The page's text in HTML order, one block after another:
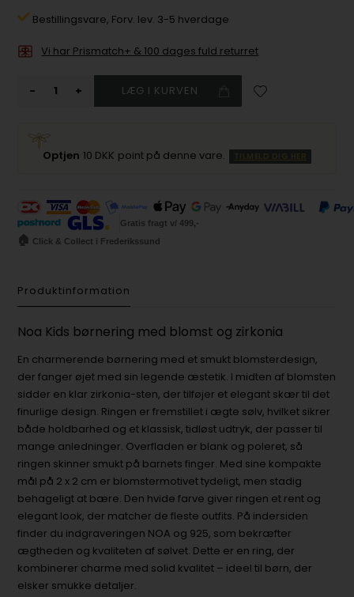
Bestillingsvare, Forv. lev. 3-5 hverdage
Vi har Prismatch+ & 100 dages fuld returret
- +
Optjen 10 DKK point på denne vare.
Gratis fragt v/ 499,-
🏠 Click & Collect i Frederikssund
Produktinformation
Noa Kids børnering med blomst og zirkonia
En charmerende børnering med et smukt blomsterdesign,
der fanger øjet med sin legende æstetik. I midten af blomsten
sidder en klar zirkonia-sten, der tilføjer et elegant skær til det
finurlige design. Ringen er fremstillet i ægte sølv, hvilket sikrer
både holdbarhed og et klassisk, tidløst udtryk, der passer til
mange anledninger. Overfladen er blank og poleret, så
ringen skinner smukt på barnets finger. Med sine kompakte
mål på 2 x 2 cm er blomstermotivet tydeligt, men stadig
behageligt at bære. Den hvide farve giver ringen et rent og
elegant look, der matcher de fleste outfits. På indersiden
finder du indgraveringen NOA og 925, som bekræfter
ægtheden og kvaliteten af sølvet. Dette er en ring, der
kombinerer charme med solid kvalitet – ideel til børn, der
elsker smukke detaljer.